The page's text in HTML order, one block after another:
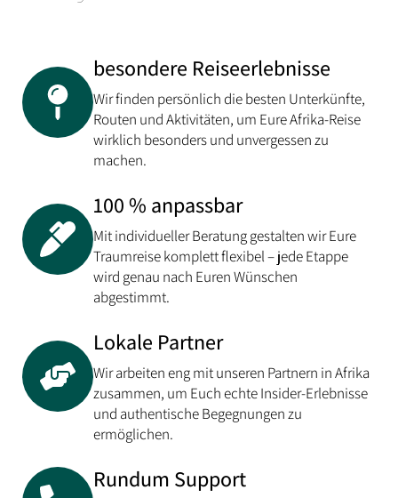
besondere Reiseerlebnisse
Wir finden persönlich die besten Unterkünfte,
Routen und Aktivitäten, um Eure Afrika-Reise
wirklich besonders und unvergessen zu
machen.
100 % anpassbar
Mit individueller Beratung gestalten wir Eure
Traumreise komplett flexibel – jede Etappe
wird genau nach Euren Wünschen
abgestimmt.
Lokale Partner
Wir arbeiten eng mit unseren Partnern in Afrika
zusammen, um Euch echte Insider-Erlebnisse
und authentische Begegnungen zu
ermöglichen.
Rundum Support